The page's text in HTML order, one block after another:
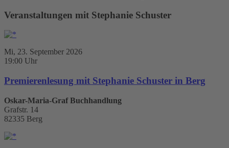
Veranstaltungen mit Stephanie Schuster
Mi, 23. September 2026
19:00 Uhr
Premierenlesung mit Stephanie Schuster in Berg
Oskar-Maria-Graf Buchhandlung
Grafstr. 14
82335 Berg